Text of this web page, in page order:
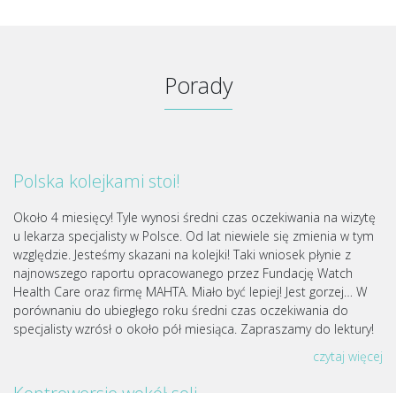
Porady
Polska kolejkami stoi!
Około 4 miesięcy! Tyle wynosi średni czas oczekiwania na wizytę
u lekarza specjalisty w Polsce. Od lat niewiele się zmienia w tym
względzie. Jesteśmy skazani na kolejki! Taki wniosek płynie z
najnowszego raportu opracowanego przez Fundację Watch
Health Care oraz firmę MAHTA. Miało być lepiej! Jest gorzej… W
porównaniu do ubiegłego roku średni czas oczekiwania do
specjalisty wzrósł o około pół miesiąca. Zapraszamy do lektury!
czytaj więcej